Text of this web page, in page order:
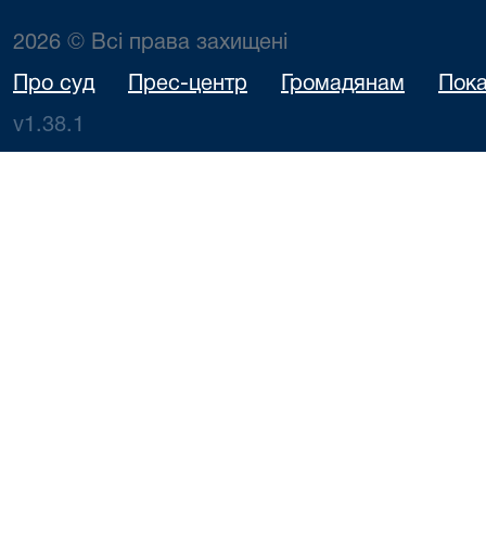
2026 © Всі права захищені
Про суд Прес-центр Громадянам
v1.38.1